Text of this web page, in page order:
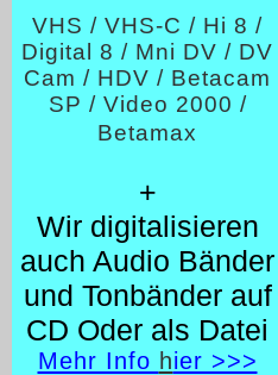
VHS / VHS-C / Hi 8 /
Digital 8 / Mni DV / DV
Cam / HDV / Betacam
SP / Video 2000 /
Betamax
+
Wir digitalisieren
auch Audio Bänder
und Tonbänder auf
CD Oder als Datei
Mehr Info hier >>>